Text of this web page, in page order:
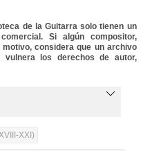
de la Guitarra solo tienen un
Si algún compositor,
considera que un archivo
los derechos de autor,
XXI)